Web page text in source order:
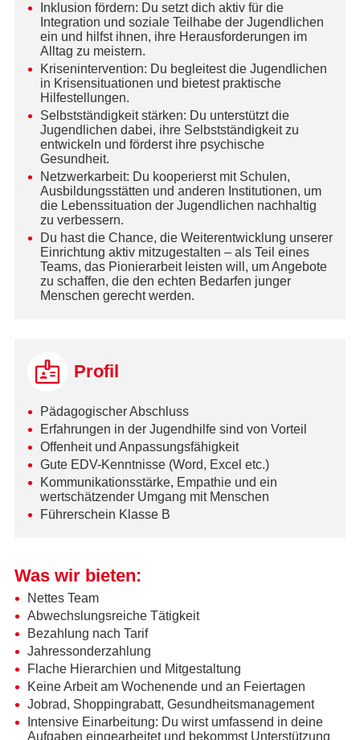
Inklusion fördern: Du setzt dich aktiv für die
Integration und soziale Teilhabe der Jugendlichen
ein und hilfst ihnen, ihre Herausforderungen im
Alltag zu meistern.
Krisenintervention: Du begleitest die Jugendlichen
in Krisensituationen und bietest praktische
Hilfestellungen.
Selbstständigkeit stärken: Du unterstützt die
Jugendlichen dabei, ihre Selbstständigkeit zu
entwickeln und förderst ihre psychische
Gesundheit.
Netzwerkarbeit: Du kooperierst mit Schulen,
Ausbildungsstätten und anderen Institutionen, um
die Lebenssituation der Jugendlichen nachhaltig
zu verbessern.
Du hast die Chance, die Weiterentwicklung unserer
Einrichtung aktiv mitzugestalten – als Teil eines
Teams, das Pionierarbeit leisten will, um Angebote
zu schaffen, die den echten Bedarfen junger
Menschen gerecht werden.
Profil
Pädagogischer Abschluss
Erfahrungen in der Jugendhilfe sind von Vorteil
Offenheit und Anpassungsfähigkeit
Gute EDV-Kenntnisse (Word, Excel etc.)
Kommunikationsstärke, Empathie und ein
wertschätzender Umgang mit Menschen
Führerschein Klasse B
Was wir bieten:
Nettes Team
Abwechslungsreiche Tätigkeit
Bezahlung nach Tarif
Jahressonderzahlung
Flache Hierarchien und Mitgestaltung
Keine Arbeit am Wochenende und an Feiertagen
Jobrad, Shoppingrabatt, Gesundheitsmanagement
Intensive Einarbeitung: Du wirst umfassend in deine
Aufgaben eingearbeitet und bekommst Unterstützung